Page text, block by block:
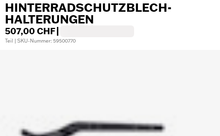
HINTERRADSCHUTZBLECH-
HALTERUNGEN
507,00 CHF
Teil | SKU-Nummer: 59500770